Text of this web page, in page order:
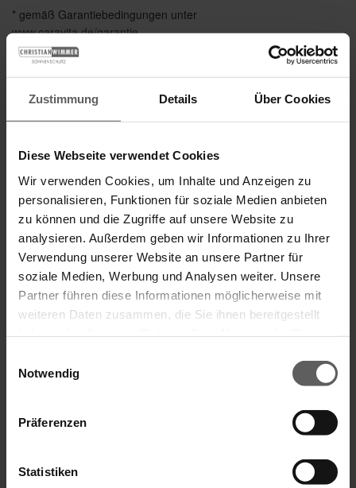
Zustimmung Details Über Cookies
Diese Webseite verwendet Cookies
Wir verwenden Cookies, um Inhalte und Anzeigen zu
personalisieren, Funktionen für soziale Medien anbieten
zu können und die Zugriffe auf unsere Website zu
analysieren. Außerdem geben wir Informationen zu Ihrer
Verwendung unserer Website an unsere Partner für
soziale Medien, Werbung und Analysen weiter. Unsere
Partner führen diese Informationen möglicherweise mit
weiteren Daten zusammen, die Sie ihnen bereitgestellt
Notwendig
Präferenzen
Statistiken
* gemäß Garantiebedingungen unter
www.caravita.de/garantie
Das könnte Sie auch interessieren